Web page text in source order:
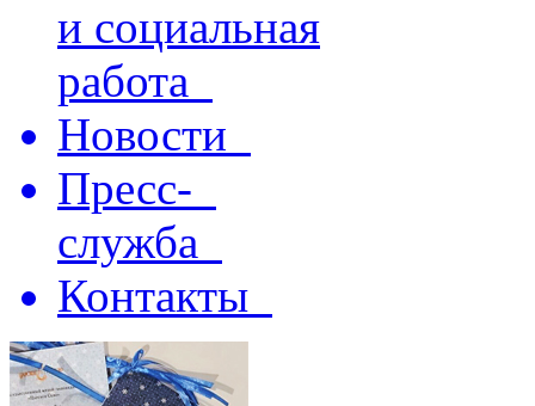
и социальная
работа
Новости
Пресс-
служба
Контакты